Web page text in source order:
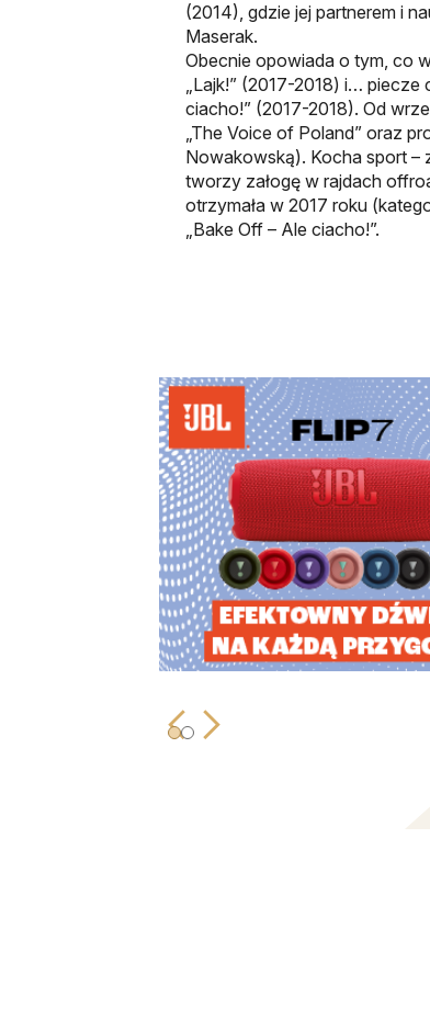
(2014), gdzie jej partnerem i
Maserak.
Obecnie opowiada o tym, co
„Lajk!” (2017-2018) i… piecze
ciacho!” (2017-2018). Od
„The Voice of Poland” oraz
Nowakowską). Kocha sport –
tworzy załogę w rajdach
otrzymała w 2017 roku
„Bake Off – Ale ciacho!”.